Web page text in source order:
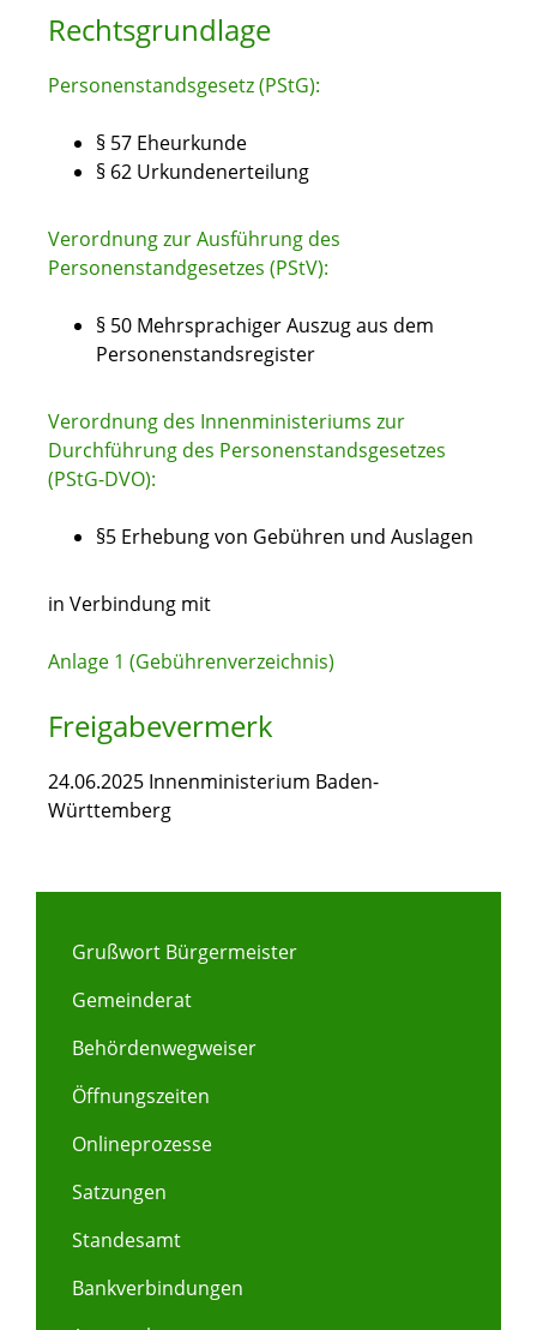
Rechtsgrundlage
Personenstandsgesetz (PStG):
§ 57 Eheurkunde
§ 62 Urkundenerteilung
Verordnung zur Ausführung des
Personenstandgesetzes (PStV):
§ 50 Mehrsprachiger Auszug aus dem
Personenstandsregister
Verordnung des Innenministeriums zur
Durchführung des Personenstandsgesetzes
(PStG-DVO):
§5 Erhebung von Gebühren und Auslagen
in Verbindung mit
Anlage 1 (Gebührenverzeichnis)
Freigabevermerk
24.06.2025 Innenministerium Baden-
Württemberg
Grußwort Bürgermeister
Gemeinderat
Behördenwegweiser
Öffnungszeiten
Onlineprozesse
Satzungen
Standesamt
Bankverbindungen